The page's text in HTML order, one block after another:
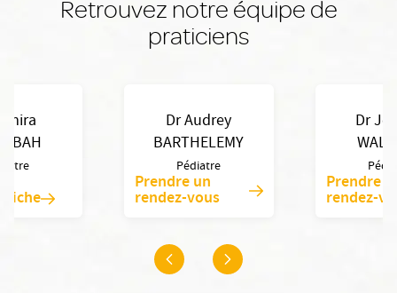
Retrouvez notre équipe de
praticiens
Dr Audrey
BARTHELEMY
Pédiatre
Prendre un
rendez-vous
Dr
Prendre
rendez-
fiche